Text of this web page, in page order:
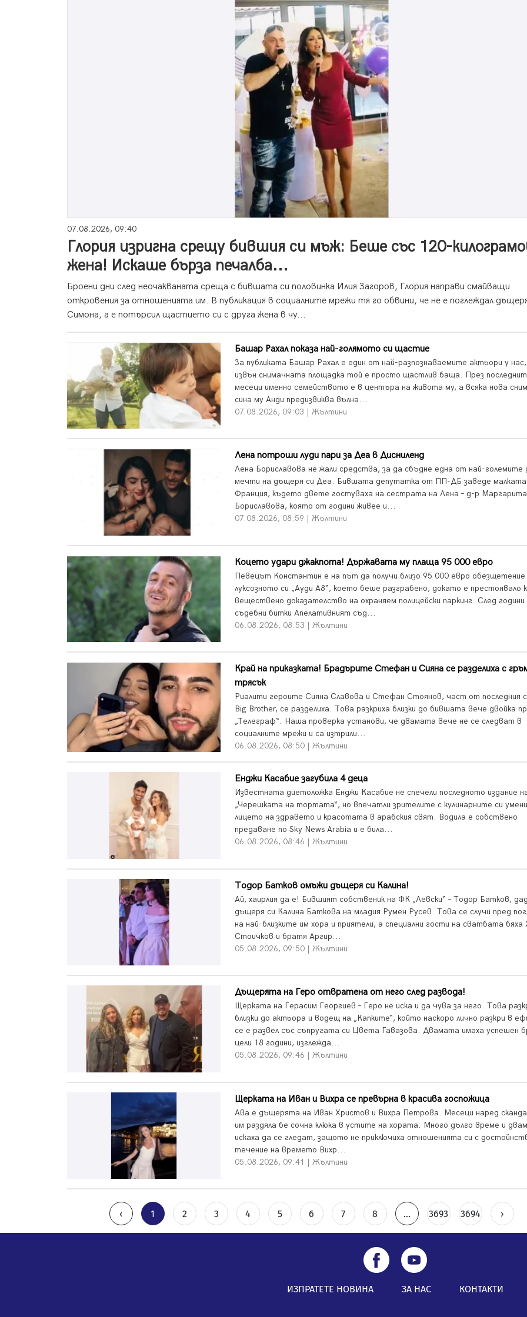
07.08.2026, 09:40
Глория изригна срещу бившия си мъж: Беше със 120-
жена! Искаше бърза печалба...
Броени дни след неочакваната среща с бившата си половинка Илия Загоров, Глория направи смайващи
откровения за отношенията им. В публикация в социалните мрежи тя го обвини, че не е поглеждал
Симона, а е потърсил щастието си с друга жена в чу...
Башар Рахал показа най-голямото си щастие
За публиката Башар Рахал е един от най-разпознаваемите актьори у
извън снимачната площадка той е просто щастлив баща. През
месеци именно семейството е в центъра на живота му, а всяка нова
сина му Анди предизвиква вълна...
07.08.2026, 09:03 | Жълтини
Лена потроши луди пари за Деа в Дисниленд
Лена Бориславова не жали средства, за да сбъдне една от най-големите
мечти на дъщеря си Деа. Бившата депутатка от ПП-ДБ заведе
Франция, където двете гостуваха на сестрата на Лена – д-р Маргарита
Бориславова, която от години живее и...
07.08.2026, 08:59 | Жълтини
Коцето удари джакпота! Държавата му плаща 95 000 евро
Певецът Константин е на път да получи близо 95 000 евро обезщетение
луксозното си „Ауди А8“, което беше разграбено, докато е престоявало
веществено доказателство на охраняем полицейски паркинг. След години
съдебни битки Апелативният съд...
06.08.2026, 08:53 | Жълтини
Край на приказката! Брадърите Стефан и Сияна се разделиха с
трясък
Риалити героите Сияна Славова и Стефан Стоянов, част от последния
Big Brother, се разделиха. Това разкриха близки до бившата вече двойка
„Телеграф“. Наша проверка установи, че двамата вече не се следват в
социалните мрежи и са изтрили...
06.08.2026, 08:50 | Жълтини
Енджи Касабие загубила 4 деца
Известната диетоложка Енджи Касабие не спечели последното издание
„Черешката на тортата“, но впечатли зрителите с кулинарните си
лицето на здравето и красотата в арабския свят. Водила е собствено
предаване по Sky News Arabia и е била...
06.08.2026, 08:46 | Жълтини
Тодор Батков омъжи дъщеря си Калина!
Ай, хаирлия да е! Бившият собственик на ФК „Левски“ – Тодор Батков,
дъщеря си Калина Баткова на младия Румен Русев. Това се случи пред
на най-близките им хора и приятели, а специални гости на сватбата бяха
Стоичков и братя Аргир...
05.08.2026, 09:50 | Жълтини
Дъщерята на Геро отвратена от него след развода!
Щерката на Герасим Георгиев – Геро не иска и да чува за него. Това
близки до актьора и водещ на „Капките“, който наскоро лично разкри в
се е развел със съпругата си Цвета Гавазова. Двамата имаха успешен
цели 18 години, изглежда...
05.08.2026, 09:46 | Жълтини
Щерката на Иван и Вихра се превърна в красива госпожица
Ава е дъщерята на Иван Христов и Вихра Петрова. Месеци наред
им раздяла бе сочна клюка в устите на хората. Много дълго време и
искаха да се гледат, защото не приключиха отношенията си с
течение на времето Вихр...
05.08.2026, 09:41 | Жълтини
‹ 1 2 3 4 5 6 7 8 ... 3693 3694 ›
ИЗПРАТЕТЕ НОВИНА ЗА НАС КОНТАКТИ